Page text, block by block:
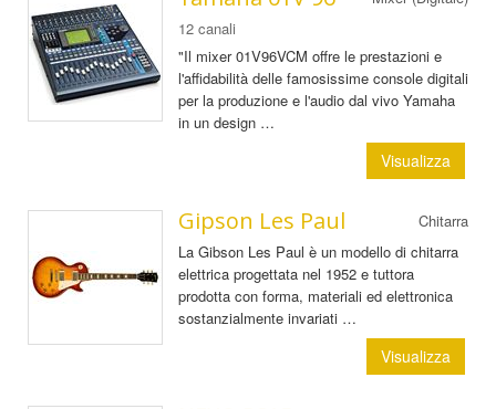
12 canali
"Il mixer 01V96VCM offre le prestazioni e
l'affidabilità delle famosissime console digitali
per la produzione e l'audio dal vivo Yamaha
in un design …
Visualizza
Chitarra
Gipson Les Paul
La Gibson Les Paul è un modello di chitarra
elettrica progettata nel 1952 e tuttora
prodotta con forma, materiali ed elettronica
sostanzialmente invariati …
Visualizza